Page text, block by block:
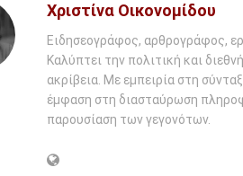
Χριστίνα Οικονομίδου
Ειδησεογράφος, αρθρογράφος,
Καλύπτει την πολιτική και
ακρίβεια. Με εμπειρία στη
έμφαση στη διασταύρωση
παρουσίαση των γεγονότων.